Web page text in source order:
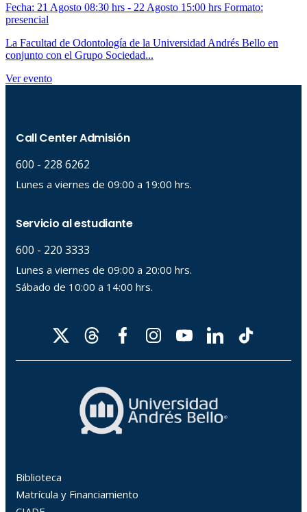
Fecha: 21 Agosto 08:30 hrs - 22 Agosto 15:00 hrs Formato:
presencial
La Facultad de Odontología de la Universidad Andrés Bello en
conjunto con el Grupo Sociedad...
Ver evento